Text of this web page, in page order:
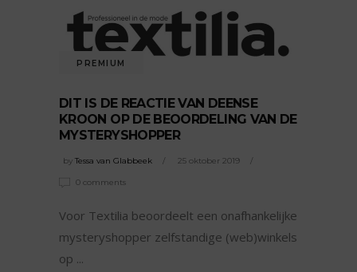
PREMIUM
DIT IS DE REACTIE VAN DEENSE
KROON OP DE BEOORDELING VAN DE
MYSTERYSHOPPER
by Tessa van Glabbeek 25 oktober 2019
0 comments
Voor Textilia beoordeelt een onafhankelijke
mysteryshopper zelfstandige (web)winkels
op